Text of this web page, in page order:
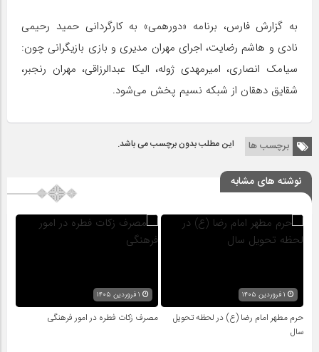
به گزارش فارس، برنامه «دورهمی» به کارگردانی حمید رحیمی
نادی و هاشم رضایت، اجرای مهران مدیری و بازی بازیگرانی چون:
سیامک انصاری، امیرمهدی ژوله، الیکا عبدالرزاقی، مهران رنجبر،
شقایق دهقان از شبکه نسیم پخش می‌شود.
برچسب ها این مطلب بدون برچسب می باشد.
نوشته های مشابه
حرم مطهر امام رضا (ع) در لحظه تحویل
سال
مصرف زکات فطره در امور فرهنگی